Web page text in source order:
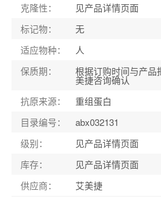
克隆性：
见产品详情页面
标记物：
无
适应物种：
人
保质期： 根据订购时间与产品
美捷咨询确认
抗原来源：
重组蛋白
目录编号：
abx032131
级别：
见产品详情页面
库存：
见产品详情页面
供应商：
艾美捷